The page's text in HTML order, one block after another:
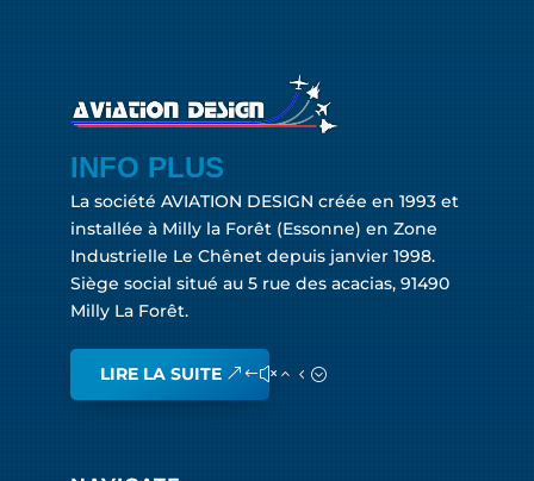
INFO PLUS
La société AVIATION DESIGN créée en 1993 et
installée à Milly la Forêt (Essonne) en Zone
Industrielle Le Chênet depuis janvier 1998.
Siège social situé au 5 rue des acacias, 91490
Milly La Forêt.
LIRE LA SUITE